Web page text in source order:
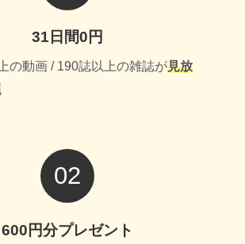
31日間0円
の動画 / 190誌以上の雑誌が見放
02
600円分プレゼント